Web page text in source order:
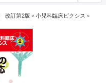
訂第2版＜小児科臨床ピクシス＞